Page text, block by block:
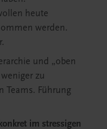
heute
werden.
und „oben
zu
Teams. Führung
im stressigen